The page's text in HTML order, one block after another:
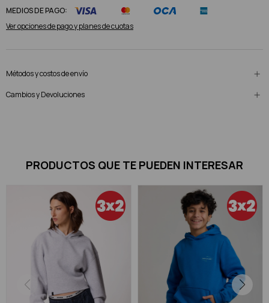
MEDIOS DE PAGO:
Ver opciones de pago y planes de cuotas
Métodos y costos de envío
Cambios y Devoluciones
PRODUCTOS QUE TE PUEDEN INTERESAR